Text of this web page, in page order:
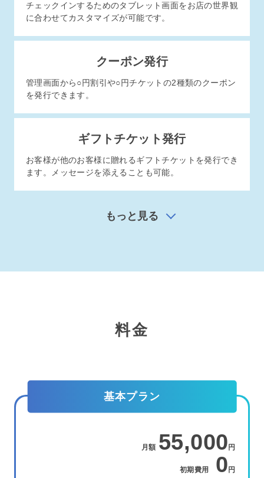
チェックインするためのタブレット画面をお店の世界観
に合わせてカスタマイズが可能です。
クーポン発行
管理画面から○円割引や○円チケットの2種類のクーポン
を発行できます。
ギフトチケット発行
お客様が他のお客様に贈れるギフトチケットを発行でき
ます。メッセージを添えることも可能。
もっと見る
料金
基本プラン
月額 55,000円
初期費用 0円